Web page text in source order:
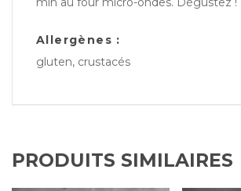
Allergènes :
gluten, crustacés
PRODUITS SIMILAIRES